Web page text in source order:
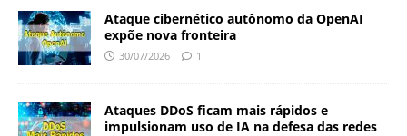
Ataque cibernético autônomo da OpenAI
expõe nova fronteira
30/07/2026 1
Ataques DDoS ficam mais rápidos e
impulsionam uso de IA na defesa das redes